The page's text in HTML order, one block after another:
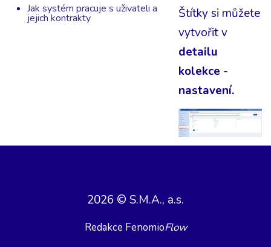
Jak systém pracuje s uživateli a
jejich kontrakty
Štítky si můžete
vytvořit v
detailu
kolekce -
nastavení.
2026 © S.M.A., a.s.
Redakce FenomioFlow